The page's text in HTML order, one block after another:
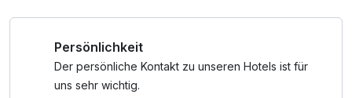
+ Salztherapie für Zwei im Wellness&Spa Zentrum,
+ Ärztliche Beratung: persönliche Betreuung zur optimalen
Nutzung der Kuranwendungen,
Persönlichkeit
Der persönliche Kontakt zu unseren Hotels ist für
uns sehr wichtig.